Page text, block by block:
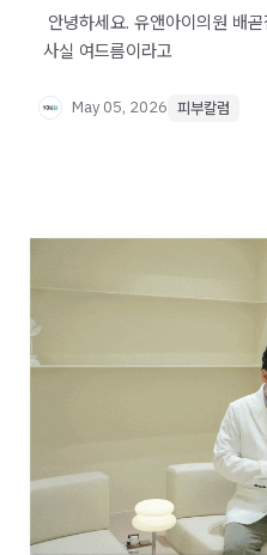
안녕하세요. 유앤아이의원 배
​ 사실 여드름이라고
May 05, 2026 피부칼럼